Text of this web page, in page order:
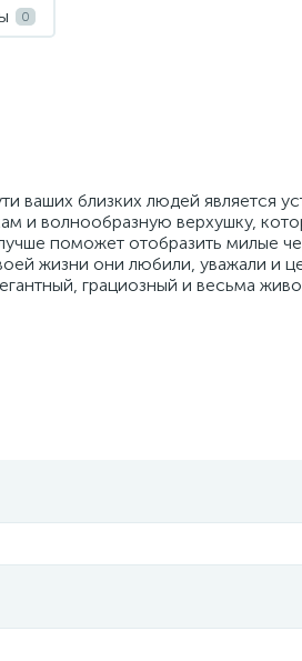
0
близких людей является
и волнообразную верхушку,
поможет отобразить милые
жизни они любили, уважали и
грациозный и весьма